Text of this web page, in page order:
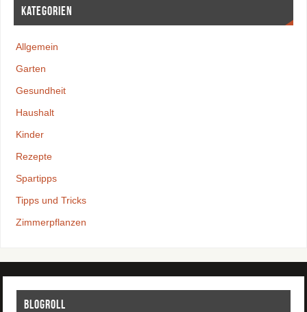
Kategorien
Allgemein
Garten
Gesundheit
Haushalt
Kinder
Rezepte
Spartipps
Tipps und Tricks
Zimmerpflanzen
Blogroll